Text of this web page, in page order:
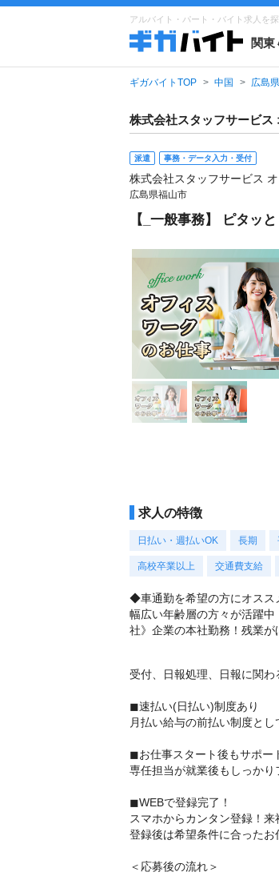
アルバイト・パート・バイト求人を
関東
ギガバイトTOP 中国 広島県
株式会社スタッフサービス
派遣 事務・データ入力・受付
株式会社スタッフサービス
広島県福山市
【_一般事務】 ピタッ
求人の特徴
日払い・週払いOK 長期
高校卒業以上 交通費支給
◆車通勤を希望の方にオスス
幅広い年齢層の方々が活躍
社》企業の本社勤務！残業が
受付、日報処理、日報に関わ
◼︎速払い(日払い)制度あり
月払い給与の前払い制度と
◼︎お仕事スタート後もサポー
専任担当が就業後もしっかり
◼︎WEBで登録完了！
スマホからカンタン登録！来
登録後は希望条件に合ったお
＜応募後の流れ＞